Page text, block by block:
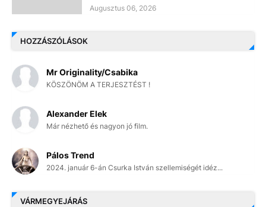
Augusztus 06, 2026
HOZZÁSZÓLÁSOK
Mr Originality/Csabika
KÖSZÖNÖM A TERJESZTÉST !
Alexander Elek
Már nézhető és nagyon jó film.
Pálos Trend
2024. január 6-án Csurka István szellemiségét idéz...
VÁRMEGYEJÁRÁS